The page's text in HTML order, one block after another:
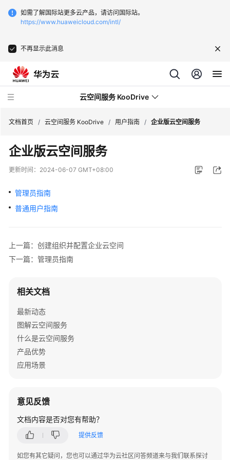
如需了解国际站更多云产品，请访问国际站。
https://www.huaweicloud.com/intl/
不再显示此消息
云空间服务 KooDrive
最
新
态
产
绍
说
快
速
入
门
户
指
南
用
文档首页 / 云空间服务 KooDrive / 用户指南 / 企业版云空间服务
企业版云空间服务
更新时间： 2024-06-07 GMT+08:00
管理员指南
普通用户指南
上一篇：创建组织并配置企业云空间
下一篇：管理员指南
相关文档
最新动态
图解云空间服务
什么是云空间服务
产品优势
应用场景
意见反馈
文档内容是否对您有帮助？
提供反馈
如您有其它疑问，您也可以通过华为云社区问答频道来与我们联系探讨